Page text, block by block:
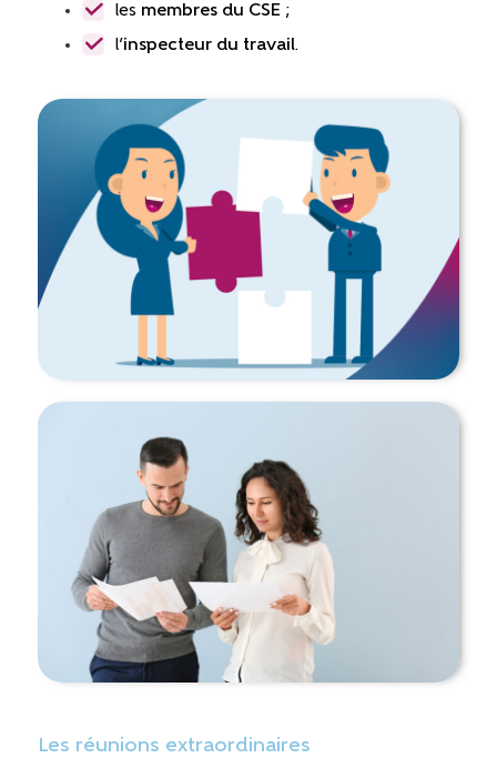
les membres du CSE ;
l’inspecteur du travail.
Les réunions extraordinaires